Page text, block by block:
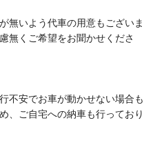
無いよう代車の用意もございま
無くご希望をお聞かせくださ
不安でお車が動かせない場合も
、ご自宅への納車も行っており